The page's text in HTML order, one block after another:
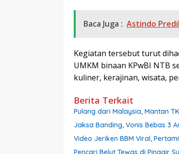
Baca Juga : Astindo
Kegiatan tersebut turut
UMKM binaan KPwBI NTB
kuliner, kerajinan, wisata,
Berita Terkait
Pulang dari Malaysia, Mantan
Jaksa Banding, Vonis Bebas 3
Video Jeriken BBM Viral,
Pencari Belut Tewas di Pinggir